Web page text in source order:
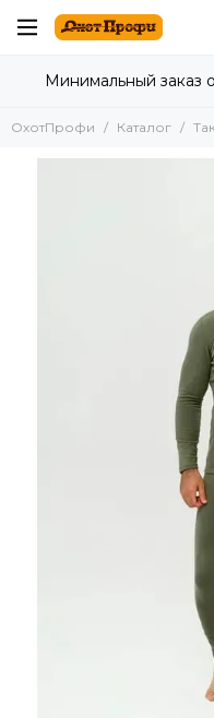
Тактическая
Все товары
Минимальный заказ
ОхотПрофи Каталог